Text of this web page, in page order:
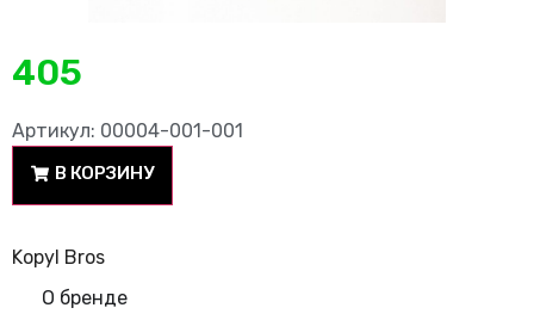
405
Артикул: 00004-001-001
В КОРЗИНУ
Kopyl Bros
О бренде